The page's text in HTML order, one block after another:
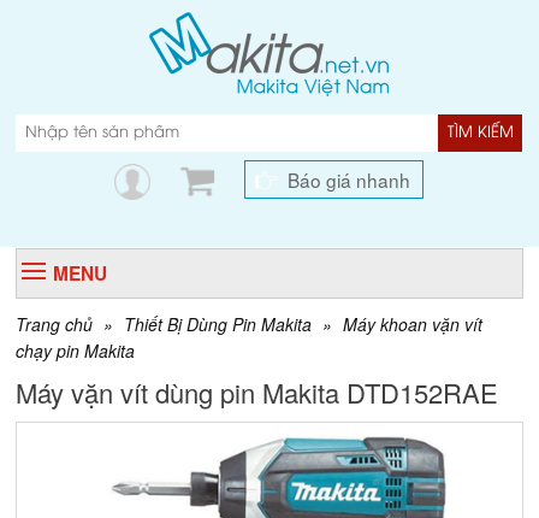
TÌM KIẾM
Báo giá nhanh
MENU
Trang chủ » Thiết Bị Dùng Pin Makita » Máy khoan vặn vít
chạy pin Makita
Máy vặn vít dùng pin Makita DTD152RAE